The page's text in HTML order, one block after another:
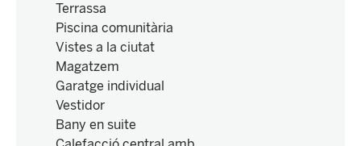
Terrassa
Piscina comunitària
Vistes a la ciutat
Magatzem
Garatge individual
Vestidor
Bany en suite